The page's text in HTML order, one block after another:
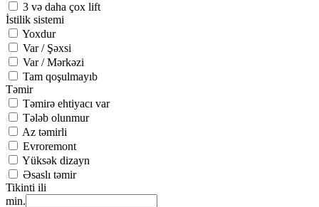
3 və daha çox lift
İstilik sistemi
Yoxdur
Var / Şəxsi
Var / Mərkəzi
Tam qoşulmayıb
Təmir
Təmirə ehtiyacı var
Tələb olunmur
Az təmirli
Evroremont
Yüksək dizayn
Əsaslı təmir
Tikinti ili
min.